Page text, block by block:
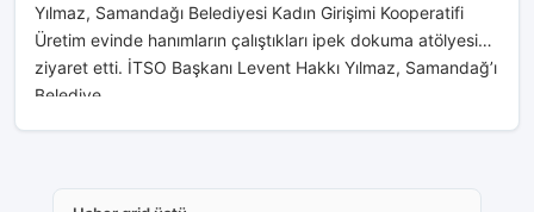
Yılmaz, Samandağı Belediyesi Kadın Girişimi Kooperatifi
Üretim evinde hanımların çalıştıkları ipek dokuma atölyesini
ziyaret etti. İTSO Başkanı Levent Hakkı Yılmaz, Samandağ’ı
Belediye...